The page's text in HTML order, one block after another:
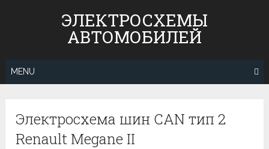
ЭЛЕКТРОСХЕМЫ
АВТОМОБИЛЕЙ
MENU
Электросхема шин CAN тип 2
Renault Megane II